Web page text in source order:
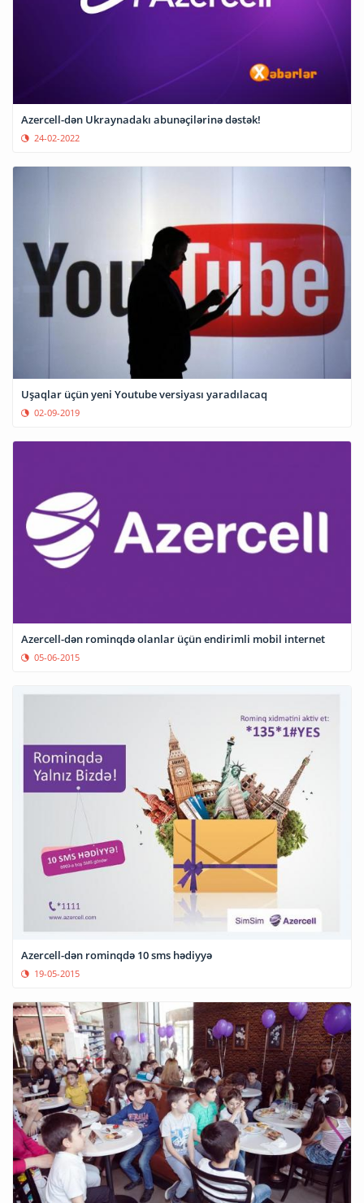
Azercell-dən Ukraynadakı abunəçilərinə dəstək!
24-02-2022
Uşaqlar üçün yeni Youtube versiyası yaradılacaq
02-09-2019
Azercell-dən rominqdə olanlar üçün endirimli mobil internet
05-06-2015
Azercell-dən rominqdə 10 sms hədiyyə
19-05-2015